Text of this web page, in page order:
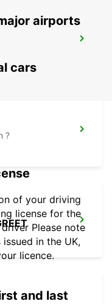
airports
cars
?
of your driving
license for the
Please note
in the UK,
licence.
and last